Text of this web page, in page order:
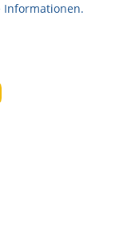
Informationen.